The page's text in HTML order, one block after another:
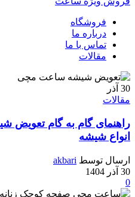
فروشگاه
درباره ما
تماس با ما
مقالات
30 آذر
مقالات
راهنمای گام به گام
انواع شیشه
ارسال توسط akbari
30 آذر 1404
0